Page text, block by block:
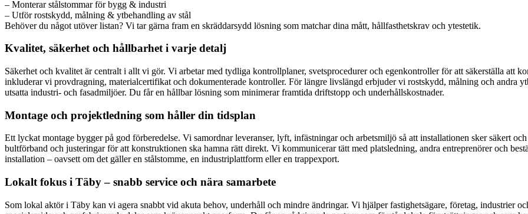
– Monterar stålstommar för bygg & industri
– Utför rostskydd, målning & ytbehandling av stål
Behöver du något utöver listan? Vi tar gärna fram en skräddarsydd lösning som matchar dina mått, hållfasthetskrav och ytestetik.
Kvalitet, säkerhet och hållbarhet i varje detalj
Säkerhet och kvalitet är centralt i allt vi gör. Vi arbetar med tydliga kontrollplaner, svetsprocedurer och egenkontroller för att säkerställa att
inkluderar vi provdragning, materialcertifikat och dokumenterade kontroller. För längre livslängd erbjuder vi rostskydd, målning och andra
utsatta industri- och fasadmiljöer. Du får en hållbar lösning som minimerar framtida driftstopp och underhållskostnader.
Montage och projektledning som håller din tidsplan
Ett lyckat montage bygger på god förberedelse. Vi samordnar leveranser, lyft, infästningar och arbetsmiljö så att installationen sker säkert
bultförband och justeringar för att konstruktionen ska hamna rätt direkt. Vi kommunicerar tätt med platsledning, andra entreprenörer och
installation – oavsett om det gäller en stålstomme, en industriplattform eller en trappexport.
Lokalt fokus i Täby – snabb service och nära samarbete
Som lokal aktör i Täby kan vi agera snabbt vid akuta behov, underhåll och mindre ändringar. Vi hjälper fastighetsägare, företag, industrier